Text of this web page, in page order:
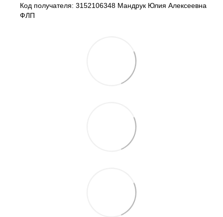
Код получателя: 3152106348 Мандрук Юлия Алексеевна
ФЛП